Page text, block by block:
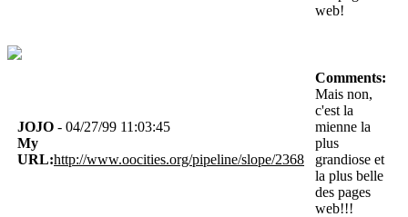
web!
JOJO - 04/27/99 11:03:45
My
URL:http://www.oocities.org/pipeline/slope/2368
Comments:
Mais non,
c'est la
mienne la
plus
grandiose et
la plus belle
des pages
web!!!